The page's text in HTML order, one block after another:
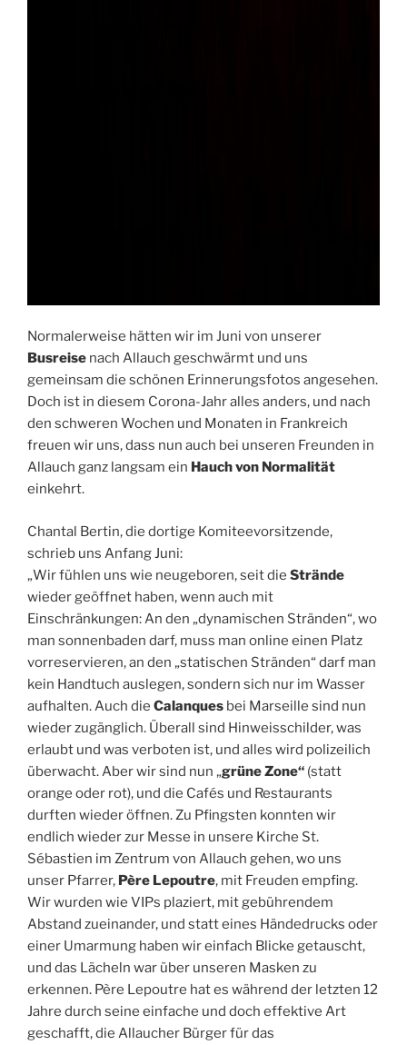
Normalerweise hätten wir im Juni von unserer
Busreise nach Allauch geschwärmt und uns
gemeinsam die schönen Erinnerungsfotos angesehen.
Doch ist in diesem Corona-Jahr alles anders, und nach
den schweren Wochen und Monaten in Frankreich
freuen wir uns, dass nun auch bei unseren Freunden in
Allauch ganz langsam ein Hauch von Normalität
einkehrt.
Chantal Bertin, die dortige Komiteevorsitzende,
schrieb uns Anfang Juni:
„Wir fühlen uns wie neugeboren, seit die Strände
wieder geöffnet haben, wenn auch mit
Einschränkungen: An den „dynamischen Stränden“, wo
man sonnenbaden darf, muss man online einen Platz
vorreservieren, an den „statischen Stränden“ darf man
kein Handtuch auslegen, sondern sich nur im Wasser
aufhalten. Auch die Calanques bei Marseille sind nun
wieder zugänglich. Überall sind Hinweisschilder, was
erlaubt und was verboten ist, und alles wird polizeilich
überwacht. Aber wir sind nun „grüne Zone“ (statt
orange oder rot), und die Cafés und Restaurants
durften wieder öffnen. Zu Pfingsten konnten wir
endlich wieder zur Messe in unsere Kirche St.
Sébastien im Zentrum von Allauch gehen, wo uns
unser Pfarrer, Père Lepoutre, mit Freuden empfing.
Wir wurden wie VIPs plaziert, mit gebührendem
Abstand zueinander, und statt eines Händedrucks oder
einer Umarmung haben wir einfach Blicke getauscht,
und das Lächeln war über unseren Masken zu
erkennen. Père Lepoutre hat es während der letzten 12
Jahre durch seine einfache und doch effektive Art
geschafft, die Allaucher Bürger für das